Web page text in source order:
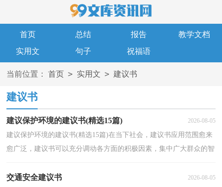
首页 总结 报告
教学文档
实用文
句子 祝福语
当前位置： 首页 > 实用文 > 建议书
建议书
建议保护环境的建议书(精选15篇) 2026-08-05
建议保护环境的建议书(精选15篇)在当下社会，建议书应用范围愈来
愈广泛，建议书可以充分调动各方面的积极因素，集中广大群众的智
交通安全建议书 2026-08-05